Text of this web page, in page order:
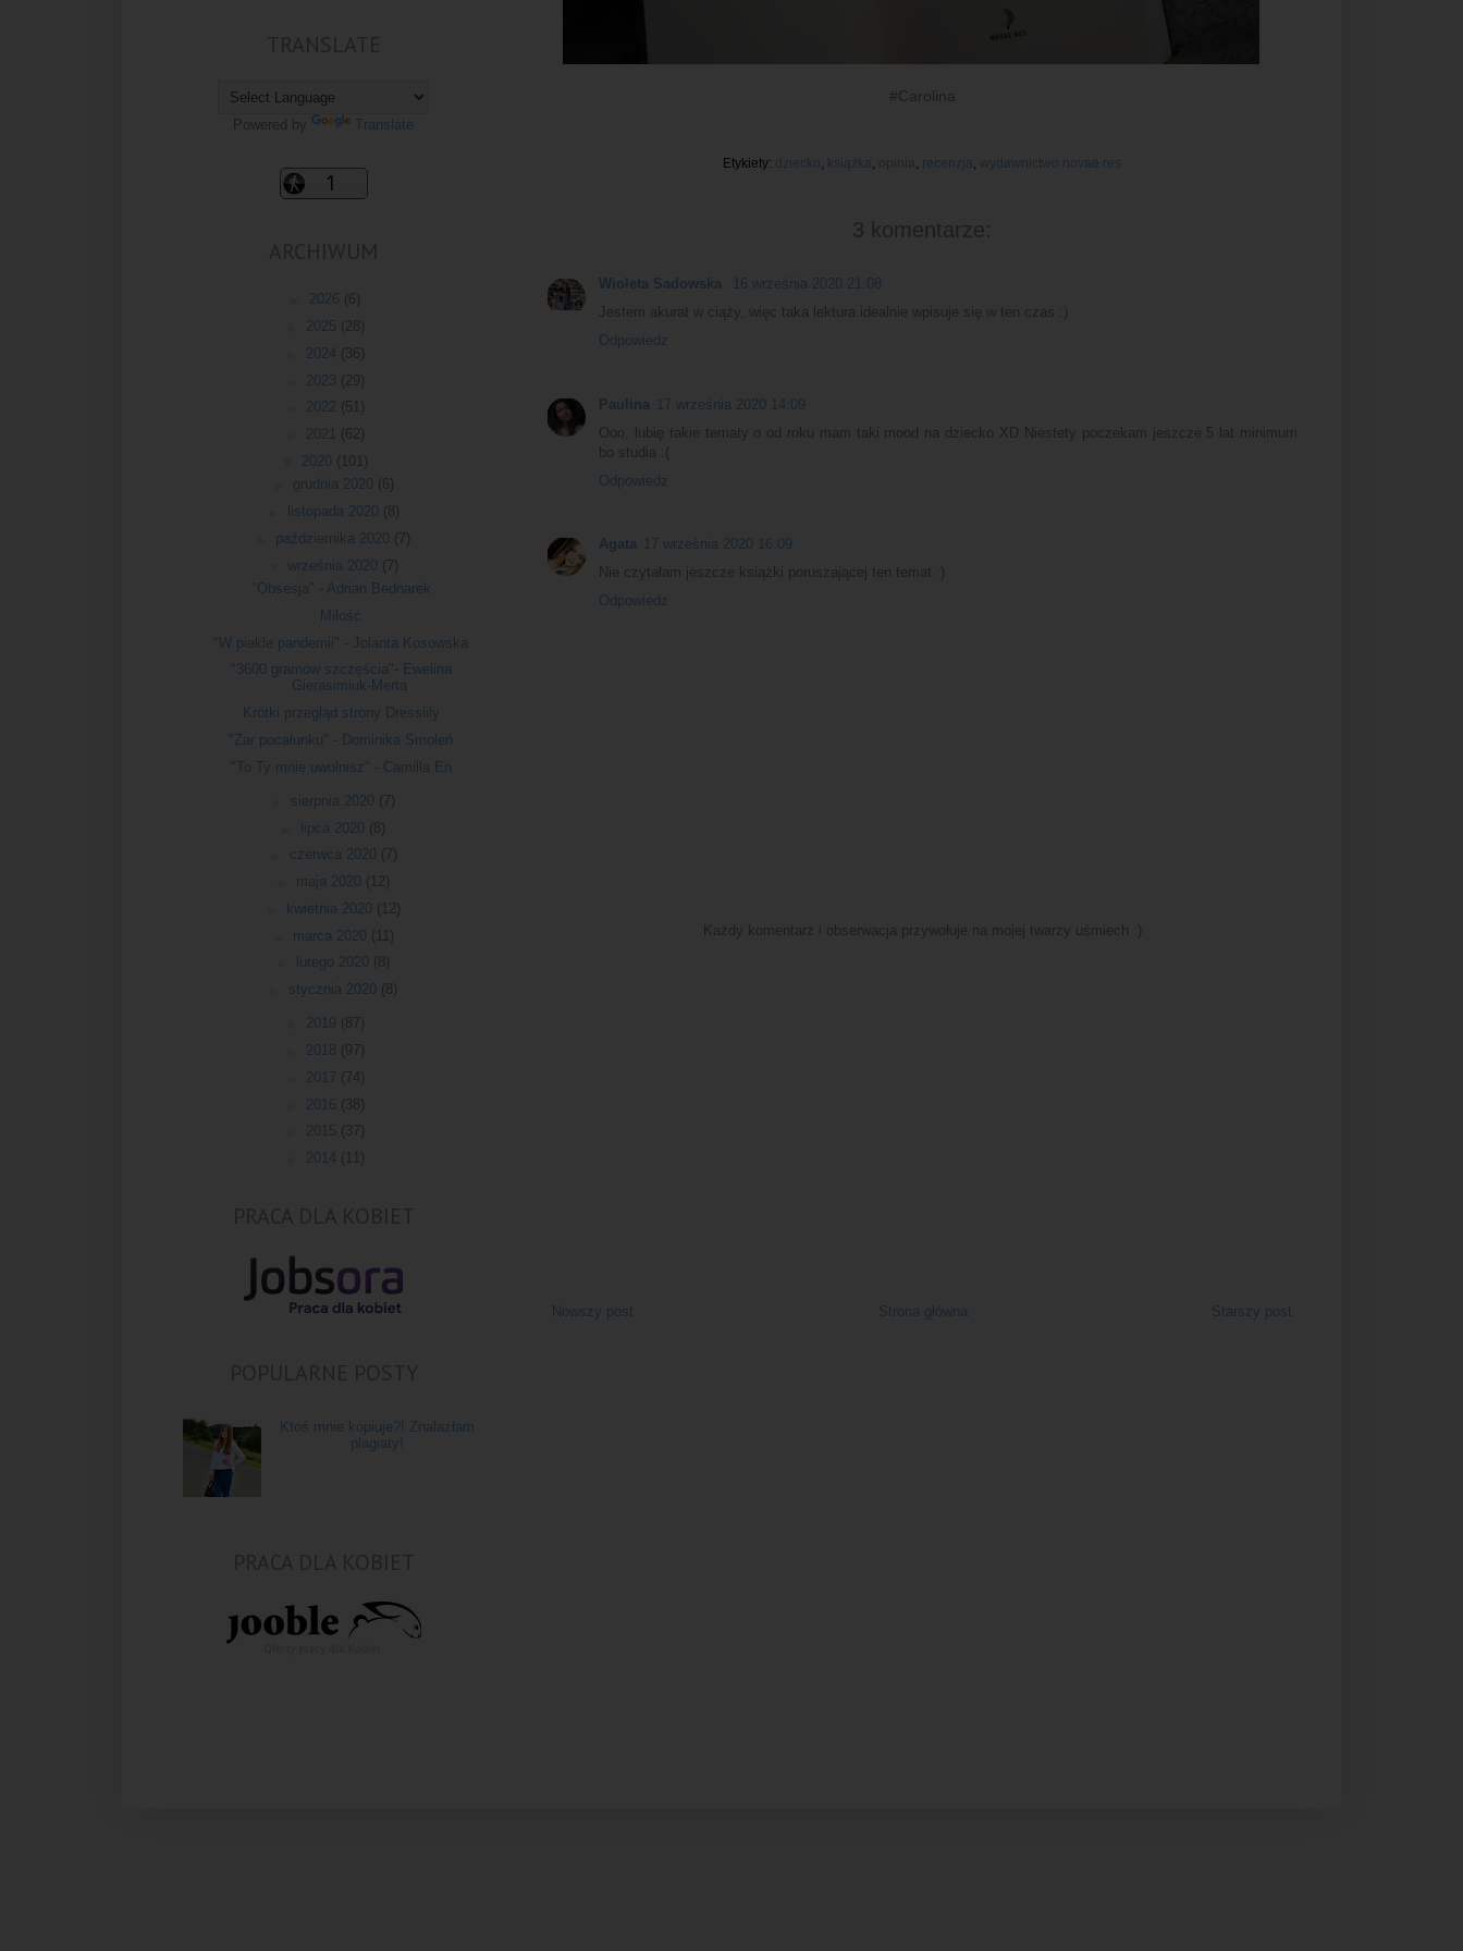
#Carolina
Etykiety: dziecko książka opinia recenzja wydawnictwo novae res
3 komentarze:
Wioleta Sadowska
16 września 2020 21:08
Jestem akurat w ciąży, więc taka lektura idealnie wpisuje się w ten czas :)
Odpowiedz
Paulina
17 września 2020 14:09
Ooo, lubię takie tematy o od roku mam taki mood na dziecko XD Niestety poczekam jeszcze 5 lat minimum
bo studia :(
Odpowiedz
Agata
17 września 2020 16:09
Nie czytałam jeszcze książki poruszającej ten temat :)
Odpowiedz
Każdy komentarz i obserwacja przywołuje na mojej twarzy uśmiech :)
Nowszy post Starszy post
Strona główna
Powered by Translate
2026 (6)
2025 (28)
2024 (36)
2023 (29)
2022 (51)
2021 (62)
2020 (101)
grudnia 2020 (6)
listopada 2020 (8)
października 2020 (7)
▼września 2020 (7)
"Obsesja" - Adrian Bednarek
Miłość
"W piekle pandemii" - Jolanta Kosowska
"3600 gramów szczęścia"- Ewelina
Gierasimiuk-Merta
Krótki przegląd strony Dresslily
"Żar pocałunku" - Dominika Smoleń
"To Ty mnie uwolnisz" - Camilla En
sierpnia 2020 (7)
lipca 2020 (8)
czerwca 2020 (7)
maja 2020 (12)
kwietnia 2020 (12)
marca 2020 (11)
lutego 2020 (8)
stycznia 2020 (8)
2019 (87)
2018 (97)
2017 (74)
2016 (38)
2015 (37)
2014 (11)
Ktoś mnie kopiuje?! Znalazłam
plagiaty!